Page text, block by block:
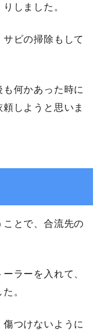
しました。
ビの掃除もして
何かあった時に
しようと思いま
とで、合流先の
ラーを入れて、
。
つけないように